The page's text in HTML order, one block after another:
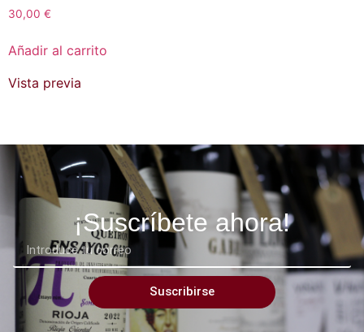
30,00 €
Añadir al carrito
Vista previa
¡Suscríbete ahora!
Suscribirse